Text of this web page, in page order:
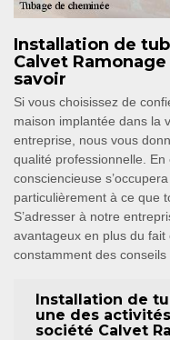
Installation de
Calvet
savoir
Si vous choisissez de
maison implantée dans la
entreprise, nous vous
qualité professionnelle.
consciencieuse
particulièrement à ce que
S’adresser à notre
avantageux en plus du
constamment des
Installation de
une des
société Calvet